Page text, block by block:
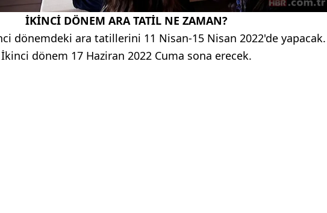
İKİNCİ DÖNEM ARA TATİL NE ZAMAN?
dönemdeki ara tatillerini 11 Nisan-15 Nisan 2022'de yapacak.
İkinci dönem 17 Haziran 2022 Cuma sona erecek.